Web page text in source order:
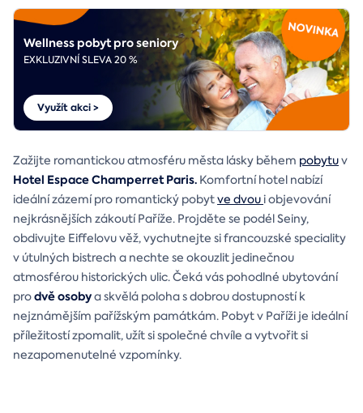
Wellness pobyt pro seniory
EXKLUZIVNÍ SLEVA 20 %
Využít akci >
Zažijte romantickou atmosféru města lásky během pobytuv
Hotel Espace Champerret Paris. Komfortní hotel nabízí
ideální zázemí pro romantický pobytve dvoui objevování
nejkrásnějších zákoutí Paříže. Projděte se podél Seiny,
obdivujte Eiffelovu věž, vychutnejte si francouzské speciality
v útulných bistrech a nechte se okouzlit jedinečnou
atmosférou historických ulic. Čeká vás pohodlné ubytování
prodvě osobya skvělá poloha s dobrou dostupností k
nejznámějším pařížským památkám. Pobyt v Paříži je ideální
příležitostí zpomalit, užít si společné chvíle a vytvořit si
nezapomenutelné vzpomínky.